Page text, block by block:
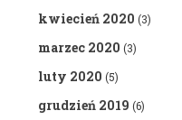
kwiecień 2020 (3)
marzec 2020 (3)
luty 2020 (5)
grudzień 2019 (6)